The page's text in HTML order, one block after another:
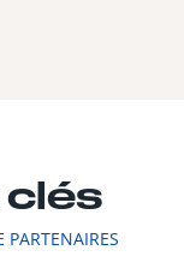
PARTENAIRES